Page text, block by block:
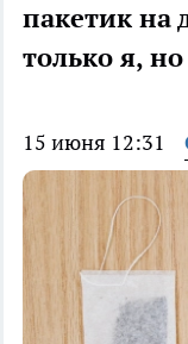
пакетик на
только я,
15 июня 12:31